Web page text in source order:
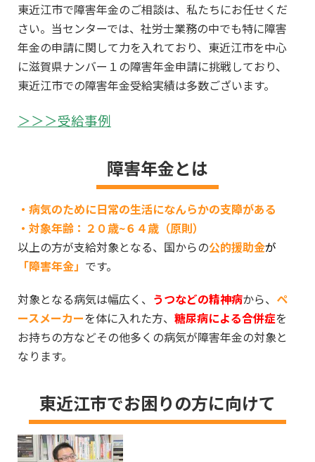
東近江市で障害年金のご相談は、私たちにお任せくだ
さい。当センターでは、社労士業務の中でも特に障害
年金の申請に関して力を入れており、東近江市を中心
に滋賀県ナンバー１の障害年金申請に挑戦しており、
東近江市での障害年金受給実績は多数ございます。
＞＞＞受給事例
障害年金とは
・病気のために日常の生活になんらかの支障がある
・対象年齢：２０歳~６４歳（原則）
以上の方が支給対象となる、国からの公的援助金が
「障害年金」 です。
対象となる病気は幅広く、 うつなどの精神病から、 ペ
ースメーカーを体に入れた方、 糖尿病による合併症を
お持ちの方などその他多くの病気が障害年金の対象と
なります。
東近江市でお困りの方に向けて